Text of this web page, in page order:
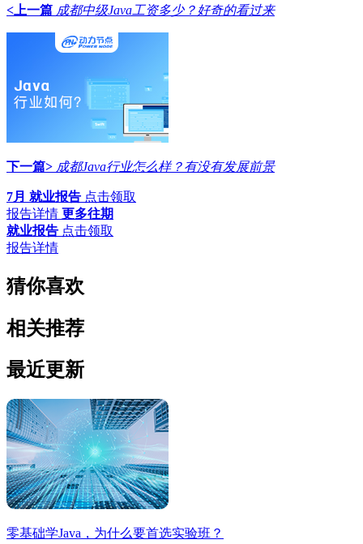
<上一篇 成都中级Java工资多少？好奇的看过来
下一篇> 成都Java行业怎么样？有没有发展前景
7月 就业报告 点击领取
报告详情 更多往期
就业报告 点击领取
报告详情
猜你喜欢
相关推荐
最近更新
零基础学Java，为什么要首选实验班？